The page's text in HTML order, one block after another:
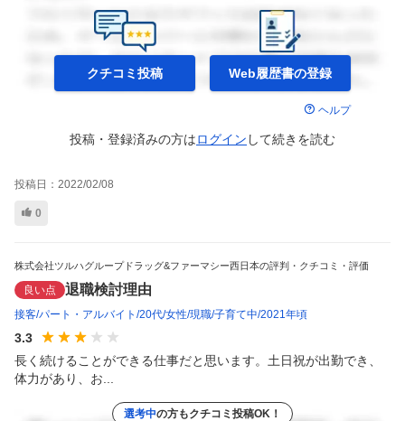
クチコミ投稿 Web履歴書の登録
ヘルプ
投稿・登録済みの方はログイン して続きを読む
投稿日： 2022/02/08
0
株式会社ツルハグループドラッグ&ファーマシー西日本の評判・クチコミ・評価
良い点 退職検討理由
接客 パート・アルバイト 20代 女性 現職 子育て中 2021年頃
3.3
長く続けることができる仕事だと思います。土日祝が出勤でき、
体力があり、お...
選考中の方もクチコミ投稿OK！